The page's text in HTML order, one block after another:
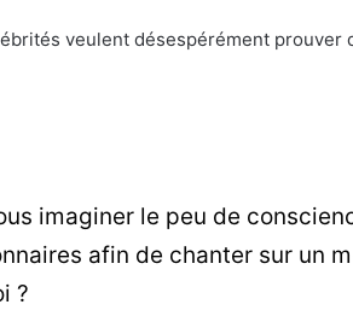
veulent désespérément prouver
imaginer le peu de
afin de chanter sur un
?